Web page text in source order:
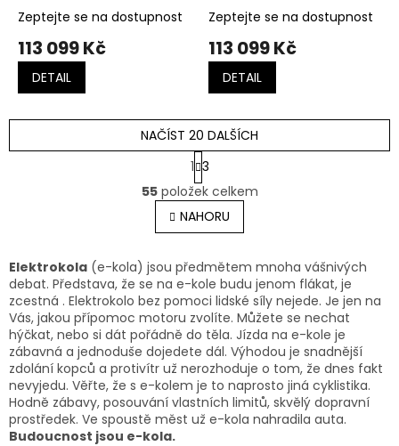
Zeptejte se na dostupnost
113 099 Kč
DETAIL
Zeptejte se na dostupnost
113 099 Kč
DETAIL
O
v
l
á
a
c
í
p
r
v
k
y
v
ý
NAČÍST 20 DALŠÍCH
S
t
r
á
n
k
v
á
n
í
1 3
55položek celkem
NAHORU
Elektrokola (e-kola) jsou předmětem mnoha vášnivých
debat. Představa, že se na e-kole budu jenom flákat, je
zcestná . Elektrokolo bez pomoci lidské síly nejede. Je jen na
Vás, jakou přípomoc motoru zvolíte. Můžete se nechat
hýčkat, nebo si dát pořádně do těla. Jízda na e-kole je
zábavná a jednoduše dojedete dál. Výhodou je snadnější
zdolání kopců a protivítr už nerozhoduje o tom, že dnes fakt
nevyjedu. Věřte, že s e-kolem je to naprosto jiná cyklistika.
Hodně zábavy, posouvání vlastních limitů, skvělý dopravní
prostředek. Ve spoustě měst už e-kola nahradila auta.
Budoucnost jsou e-kola.